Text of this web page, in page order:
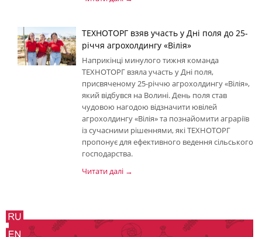
ТЕХНОТОРГ взяв участь у Дні поля до 25-
річчя агрохолдингу «Вілія»
Наприкінці минулого тижня команда
ТЕХНОТОРГ взяла участь у Дні поля,
присвяченому 25-річчю агрохолдингу «Вілія»,
який відбувся на Волині. День поля став
чудовою нагодою відзначити ювілей
агрохолдингу «Вілія» та познайомити аграріїв
із сучасними рішеннями, які ТЕХНОТОРГ
пропонує для ефективного ведення сільського
господарства.
Читати далі →